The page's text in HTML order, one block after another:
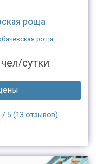
роща
роща ...
чел/сутки
/ 5 (13 отзывов)